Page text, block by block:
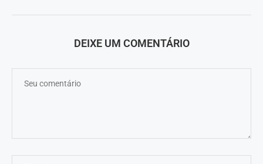
DEIXE UM COMENTÁRIO